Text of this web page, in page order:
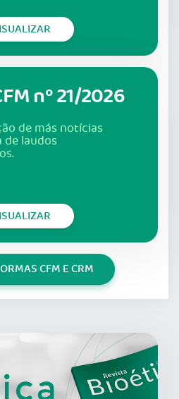
nº 21/2026
de más notícias
de laudos
CFM E CRM